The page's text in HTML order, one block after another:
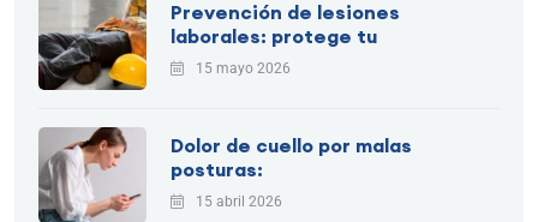
Prevención de lesiones
laborales: protege tu
15 mayo 2026
Dolor de cuello por malas
posturas:
15 abril 2026